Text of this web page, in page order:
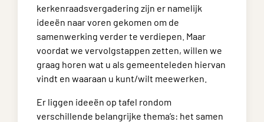
kerkenraadsvergadering zijn er namelijk
ideeën naar voren gekomen om de
samenwerking verder te verdiepen. Maar
voordat we vervolgstappen zetten, willen we
graag horen wat u als gemeenteleden hiervan
vindt en waaraan u kunt/wilt meewerken.
Er liggen ideeën op tafel rondom
verschillende belangrijke thema’s: het samen